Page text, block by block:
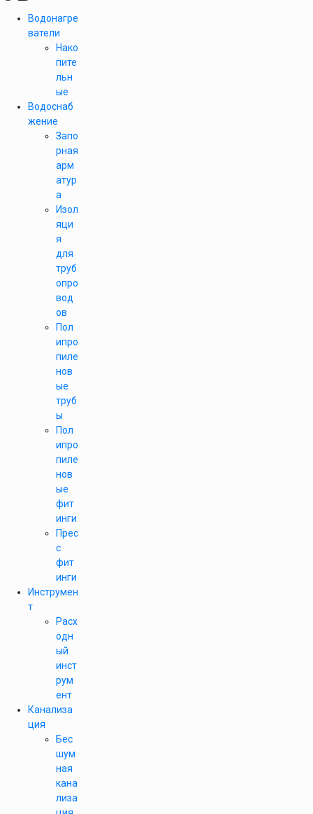
Водонагре
ватели
Нако
пите
льн
ые
Водоснаб
жение
Запо
рная
арм
атур
а
Изол
яци
я
для
труб
опро
вод
ов
Пол
ипро
пиле
нов
ые
труб
ы
Пол
ипро
пиле
нов
ые
фит
инги
Прес
с
фит
инги
Инструмен
т
Расх
одн
ый
инст
рум
ент
Канализа
ция
Бес
шум
ная
кана
лиза